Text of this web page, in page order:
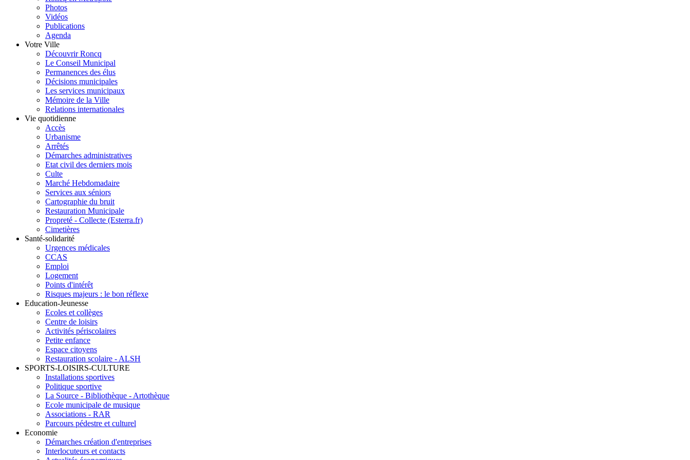
Photos
Vidéos
Publications
Agenda
Votre Ville
Découvrir Roncq
Le Conseil Municipal
Permanences des élus
Décisions municipales
Les services municipaux
Mémoire de la Ville
Relations internationales
Vie quotidienne
Accès
Urbanisme
Arrêtés
Démarches administratives
Etat civil des derniers mois
Culte
Marché Hebdomadaire
Services aux séniors
Cartographie du bruit
Restauration Municipale
Propreté - Collecte (Esterra.fr)
Cimetières
Santé-solidarité
Urgences médicales
CCAS
Emploi
Logement
Points d'intérêt
Risques majeurs : le bon réflexe
Education-Jeunesse
Ecoles et collèges
Centre de loisirs
Activités périscolaires
Petite enfance
Espace citoyens
Restauration scolaire - ALSH
SPORTS-LOISIRS-CULTURE
Installations sportives
Politique sportive
La Source - Bibliothèque - Artothèque
Ecole municipale de musique
Associations - RAR
Parcours pédestre et culturel
Economie
Démarches création d'entreprises
Interlocuteurs et contacts